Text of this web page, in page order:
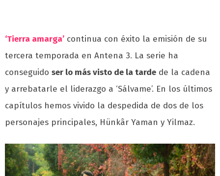
‘Tierra amarga’ continua con éxito la emisión de su
tercera temporada en Antena 3. La serie ha
conseguido ser lo más visto de la tarde de la cadena
y arrebatarle el liderazgo a ‘Sálvame’. En los últimos
capítulos hemos vivido la despedida de dos de los
personajes principales, Hünkâr Yaman y Yilmaz.